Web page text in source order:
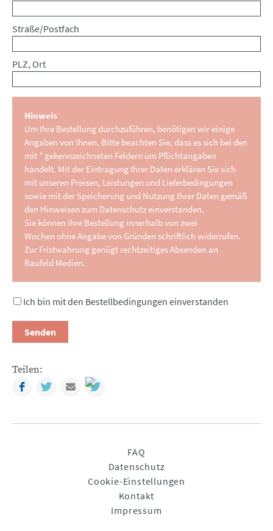
Straße/Postfach
PLZ, Ort
Hinweis
Um Ihre Bestellung durchzuführen, benötigen wir einige
Angaben von Ihnen. Bitte beachten Sie, dass es sich bei den
mit * gekennzeichneten Feldern um Pflichtangaben
handelt. Mit der Eintragung Ihrer Daten erklären Sie sich
mit unseren Preisen, Leistungen und Lieferbedingungen
sowie mit der Speicherung und Nutzung Ihrer Daten gemäß
den Hinweisen zum Datenschutz einverstanden.
Sie können Ihre Bestellung innerhalb von zwei
Wochen ohne Angabe von Gründen schriftlich widerrufen.
Zur Fristwahrung genügt rechtzeitiges Absenden an
Raufeld Medien.
Ich bin mit den Bestellbedingungen einverstanden
Senden
Teilen:
FacebookTwitterMail
FAQ
Datenschutz
Cookie-Einstellungen
Kontakt
Impressum